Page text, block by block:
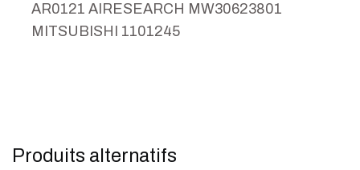
AR0121 AIRESEARCH MW30623801
MITSUBISHI 1101245
Produits alternatifs